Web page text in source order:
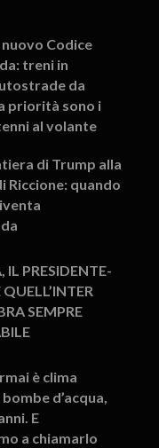
nuovo Codice
treni in
da
priorità sono i
al volante
di Trump alla
Riccione: quando
IL PRESIDENTE-
SEMPRE
è clima
d’acqua,
E
a chiamarlo